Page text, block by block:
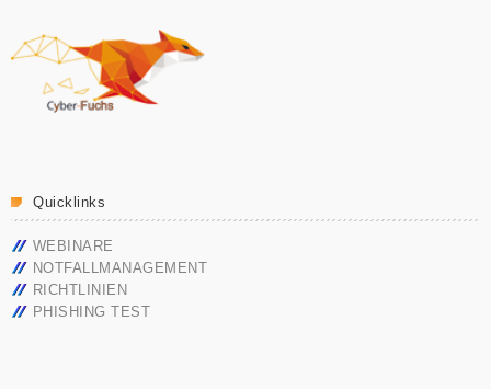
Quicklinks
WEBINARE
NOTFALLMANAGEMENT
RICHTLINIEN
PHISHING TEST